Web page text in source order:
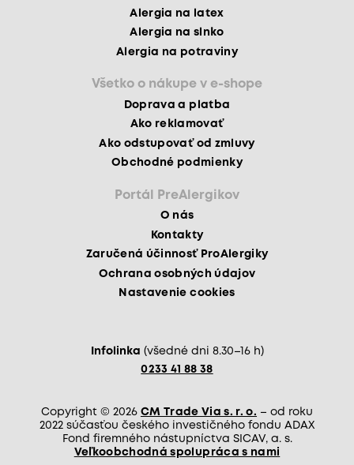
Alergia na latex
Alergia na slnko
Alergia na potraviny
Všetko o nákupe v e-shope
Doprava a platba
Ako reklamovať
Ako odstupovať od zmluvy
Obchodné podmienky
Portál PreAlergikov
O nás
Kontakty
Zaručená účinnosť ProAlergiky
Ochrana osobných údajov
Nastavenie cookies
Infolinka (všedné dni 8.30–16 h)
0233 41 88 38
Copyright © 2026 CM Trade Via s. r. o. – od roku
2022 súčasťou českého investičného fondu ADAX
Fond firemného nástupníctva SICAV, a. s.
Veľkoobchodná spolupráca s nami